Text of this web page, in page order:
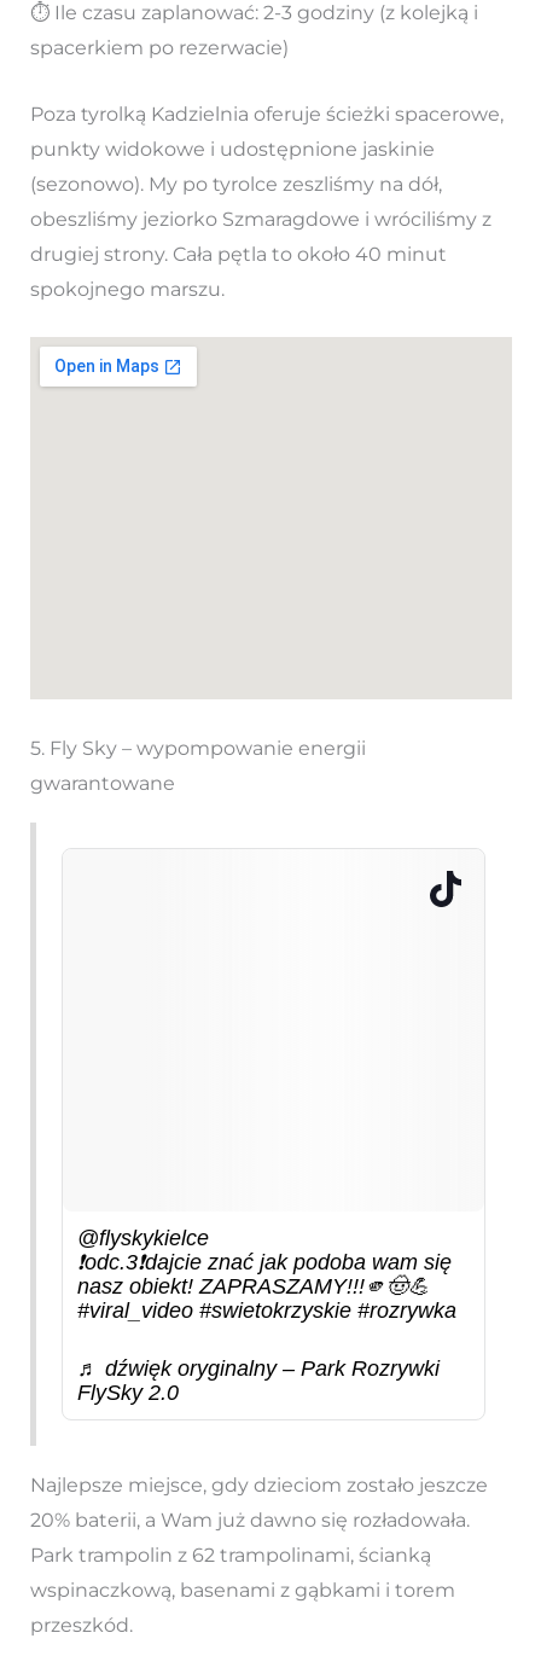
⏱️ Ile czasu zaplanować: 2-3 godziny (z kolejką i
spacerkiem po rezerwacie)
Poza tyrolką Kadzielnia oferuje ścieżki spacerowe,
punkty widokowe i udostępnione jaskinie
(sezonowo). My po tyrolce zeszliśmy na dół,
obeszliśmy jeziorko Szmaragdowe i wróciliśmy z
drugiej strony. Cała pętla to około 40 minut
spokojnego marszu.
5. Fly Sky – wypompowanie energii
gwarantowane
@flyskykielce
❗️odc.3❗️dajcie znać jak podoba wam się
nasz obiekt! ZAPRASZAMY!!!🫵🤠💪
#viral_video #swietokrzyskie #rozrywka
♬ dźwięk oryginalny – Park Rozrywki
FlySky 2.0
Najlepsze miejsce, gdy dzieciom zostało jeszcze
20% baterii, a Wam już dawno się rozładowała.
Park trampolin z 62 trampolinami, ścianką
wspinaczkową, basenami z gąbkami i torem
przeszkód.